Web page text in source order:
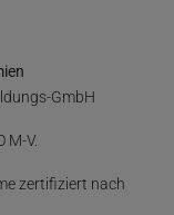
GmbH
M-V.
zertifiziert nach